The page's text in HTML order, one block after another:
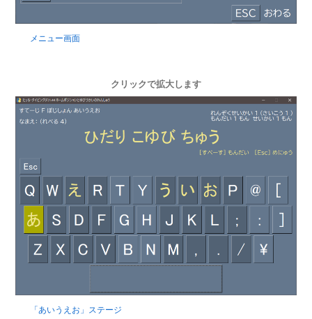
メニュー画面
クリックで拡大します
「あいうえお」ステージ